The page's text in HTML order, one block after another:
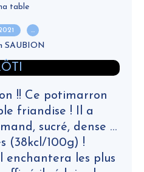
table
…
SAUBION
!! Ce potimarron
friandise ! Il a
sucré, dense …
(38kcl/100g) !
enchantera les plus